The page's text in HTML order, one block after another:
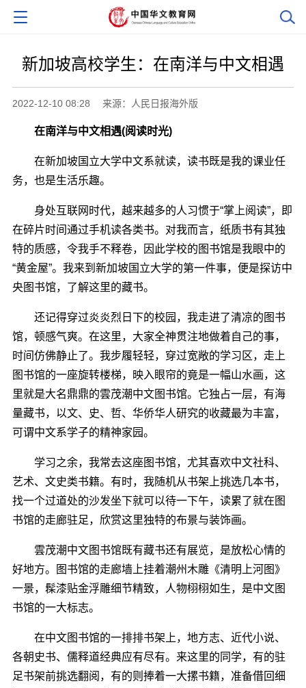
新加坡高校学生：在南洋与中文相遇
2022-12-10 08:28 来源：人民日报海外版
在南洋与中文相遇(阅读时光)
在新加坡国立大学中文系就读，读书既是我的课业任
务，也是生活乐趣。
身处互联网时代，越来越多的人习惯于“掌上阅读”，即
在碎片时间通过手机读各类书。对我而言，纸质书有其独
特的质感，令我手不释卷，因此学校的图书馆是我眼中的
“黄金屋”。我来到新加坡国立大学的第一件事，便是探访中
央图书馆，了解这里的藏书。
还记得穿过炎炎烈日下的校园，我走进了清凉的图书
馆，顿感气爽。在这里，大家全神贯注地做着自己的事，
时间仿佛静止了。我步履轻轻，穿过宽敞的学习区，走上
图书馆的一座旋转楼梯，映入眼帘的竟是一幅山水画，这
里就是大名鼎鼎的雲茂潮中文图书馆。它独占一层，有海
量藏书，以文、史、哲、华侨华人研究的收藏最为丰富，
可谓中文系学子的精神家园。
学习之余，我常去这座图书馆，尤其喜欢中文社科、
艺术、文史类书籍。有时，我随机从书架上挑选几本书，
找一个过道处的沙发坐下就可以待一下午，读累了就在图
书馆的走廊驻足，欣赏这里独特的布景与装饰画。
雲茂潮中文图书馆既有藏书还有展览，是放松心情的
好地方。图书馆的走廊墙上挂着潮州木雕《清明上河图》
一景，髹漆贴金浮雕细节精致，人物栩栩如生，是中文图
书馆的一大标志。
在中文图书馆的一排排书架上，地方志、近代小说、
各朝史书、儒释道经典应有尽有。来这里的同学，有的驻
足书架前挑选翻阅，有的则捧着一大摞书籍，准备借回细